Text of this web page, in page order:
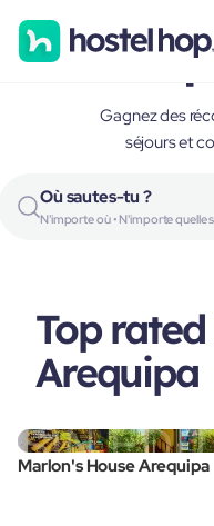
Gagnez des
séjours et
Où sautes-tu ?
N'importe où • N'importe quelle
Top
Arequipa
Marlon's House Arequipa